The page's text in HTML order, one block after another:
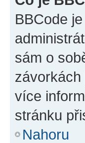
BBCode
sám o
více
stránku
Nahoru